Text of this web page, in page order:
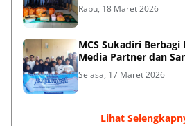
Rabu, 18 Maret 2026
MCS Sukadiri Berbagi
Media Partner dan
Selasa, 17 Maret 2026
Lihat